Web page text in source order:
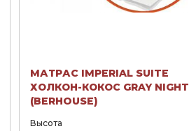
МАТРАС IMPERIAL SUITE
ХОЛКОН-КОКОС GRAY NIGHT
(BERHOUSE)
Высота